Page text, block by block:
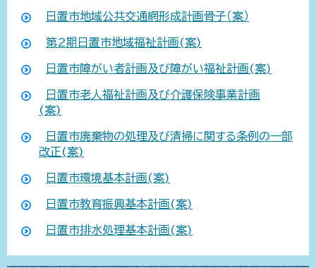
日置市地域公共交通網形成計画骨子（案）
第2期日置市地域福祉計画(案)
日置市障がい者計画及び障がい福祉計画(案)
日置市老人福祉計画及び介護保険事業計画
(案)
日置市廃棄物の処理及び清掃に関する条例の一部
改正(案)
日置市環境基本計画(案)
日置市教育振興基本計画(案)
日置市排水処理基本計画(案)